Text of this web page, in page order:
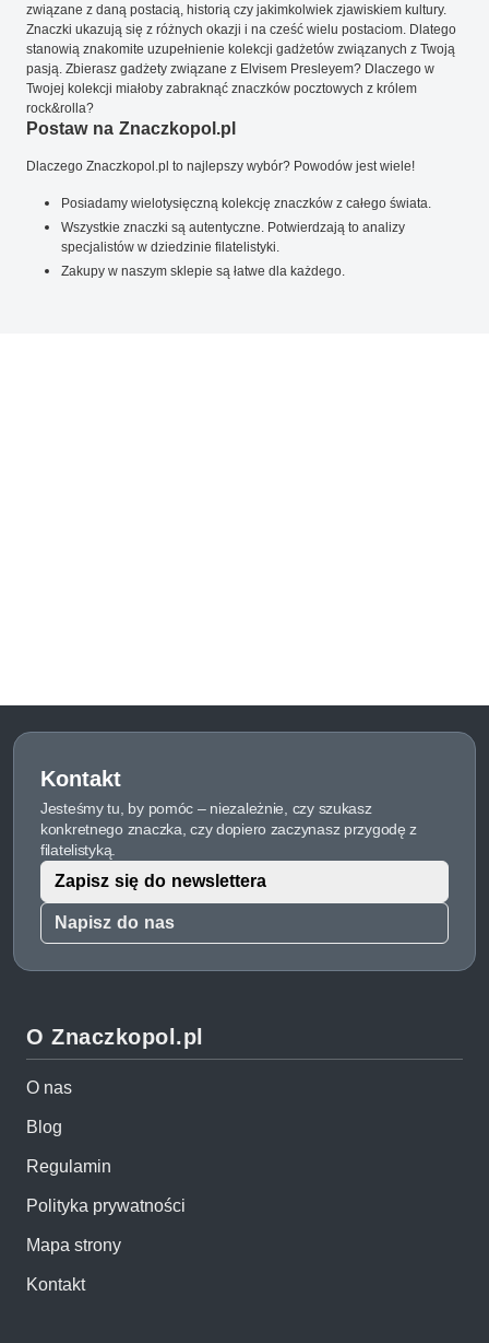
związane z daną postacią, historią czy jakimkolwiek zjawiskiem kultury.
Znaczki ukazują się z różnych okazji i na cześć wielu postaciom. Dlatego
stanowią znakomite uzupełnienie kolekcji gadżetów związanych z Twoją
pasją. Zbierasz gadżety związane z Elvisem Presleyem? Dlaczego w
Twojej kolekcji miałoby zabraknąć znaczków pocztowych z królem
rock&rolla?
Postaw na Znaczkopol.pl
Dlaczego Znaczkopol.pl to najlepszy wybór? Powodów jest wiele!
Posiadamy wielotysięczną kolekcję znaczków z całego świata.
Wszystkie znaczki są autentyczne. Potwierdzają to analizy
specjalistów w dziedzinie filatelistyki.
Zakupy w naszym sklepie są łatwe dla każdego.
Kontakt
Jesteśmy tu, by pomóc – niezależnie, czy szukasz
konkretnego znaczka, czy dopiero zaczynasz przygodę z
filatelistyką.
Napisz do nas
Zapisz się do newslettera
O Znaczkopol.pl
O nas
Blog
Regulamin
Polityka prywatności
Mapa strony
Kontakt